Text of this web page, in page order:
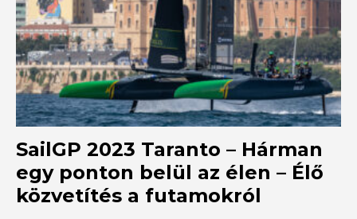
SailGP 2023 Taranto – Hárman
egy ponton belül az élen – Élő
közvetítés a futamokról